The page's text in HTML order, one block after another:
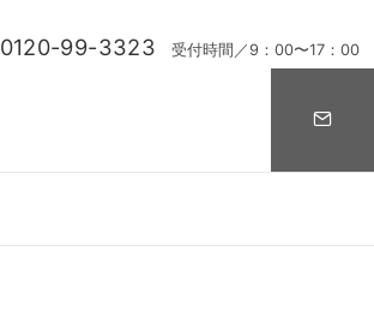
0120-99-3323 受付時間／9：00〜17：00